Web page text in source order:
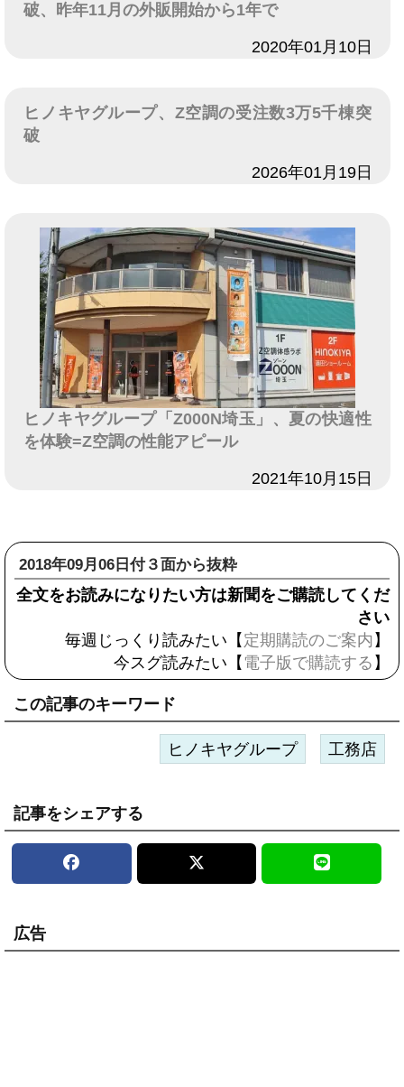
破、昨年11月の外販開始から1年で
2020年01月10日
ヒノキヤグループ、Z空調の受注数3万5千棟突
破
2026年01月19日
ヒノキヤグループ「Z000N埼玉」、夏の快適性
を体験=Z空調の性能アピール
2021年10月15日
2018年09月06日付３面から抜粋
全文をお読みになりたい方は新聞をご購読してくだ
さい
毎週じっくり読みたい【 定期購読のご案内 】
今スグ読みたい【 電子版で購読する 】
この記事のキーワード
ヒノキヤグループ 工務店
記事をシェアする
広告